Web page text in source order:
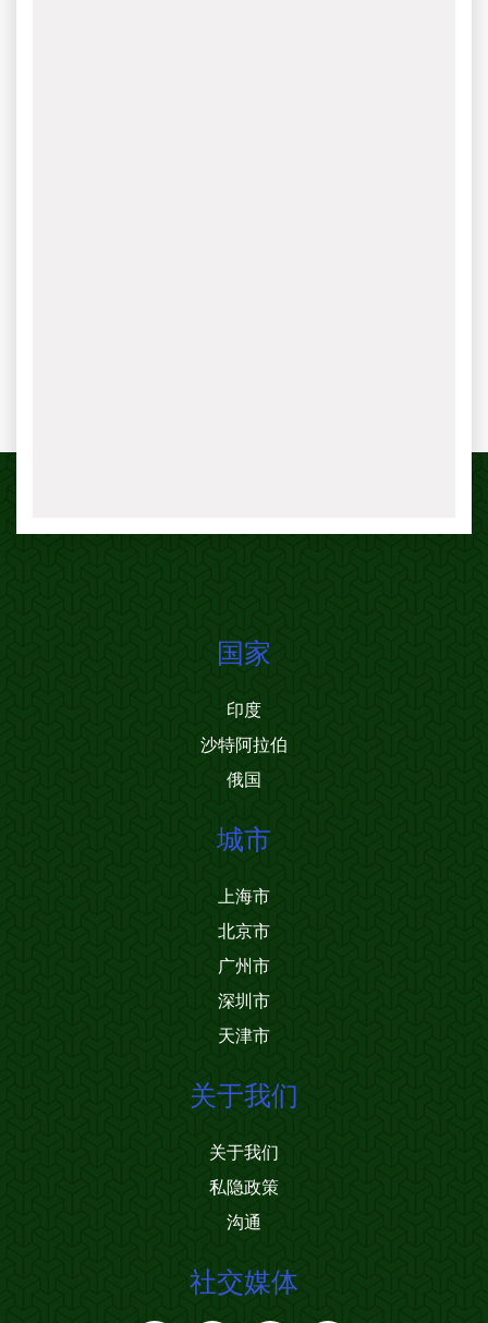
国家
印度
沙特阿拉伯
俄国
城市
上海市
北京市
广州市
深圳市
天津市
关于我们
关于我们
私隐政策
沟通
社交媒体